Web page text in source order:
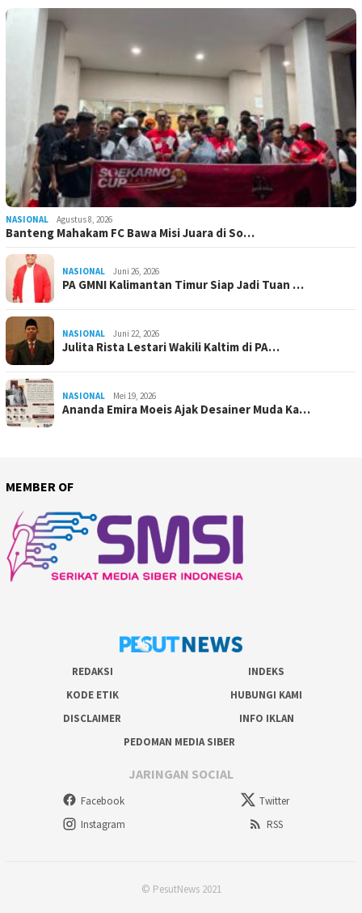
NASIONAL Agustus 8, 2026
Banteng Mahakam FC Bawa Misi Juara di So…
NASIONAL Juni 26, 2026
PA GMNI Kalimantan Timur Siap Jadi Tuan …
NASIONAL Juni 22, 2026
Julita Rista Lestari Wakili Kaltim di PA…
NASIONAL Mei 19, 2026
Ananda Emira Moeis Ajak Desainer Muda Ka…
MEMBER OF
REDAKSI
INDEKS
KODE ETIK
HUBUNGI KAMI
DISCLAIMER
INFO IKLAN
PEDOMAN MEDIA SIBER
JARINGAN SOCIAL
Facebook
Twitter
Instagram
RSS
© PesutNews 2021